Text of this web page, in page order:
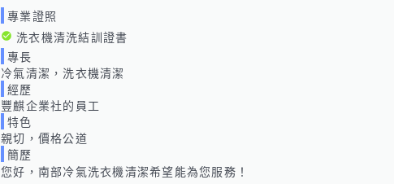
專業證照
洗衣機清洗結訓證書
專長
冷氣清潔，洗衣機清潔
經歷
豐麒企業社的員工
特色
親切，價格公道
簡歷
您好，南部冷氣洗衣機清潔希望能為您服務！